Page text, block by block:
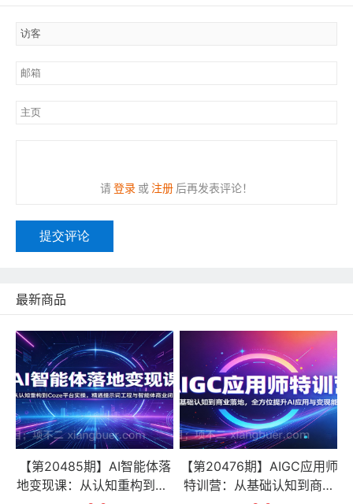
请登录 或 注册 后再发表评论！
提交评论
最新商品
【第20485期】AI智能体落
地变现课：从认知重构到Co
【第20476期】AIGC应用师
特训营：从基础认知到商业